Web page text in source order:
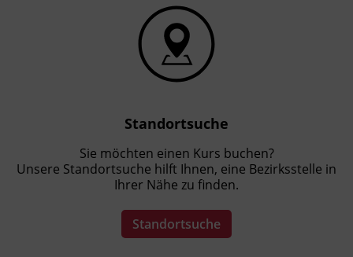
BFI Tirol Zertifikat, Kursbesuchsbestätigung
Sie schließen den Lehrgang mit einem
Kräuterpädagog_in.
Dazu benötigen Sie folgende
Rahmenbedingungen:
75% Anwesenheit
Absolvierung von
Standortsuche
Sie möchten einen Kurs buchen?
Unsere Standortsuche hilft Ihnen, eine Bezirksstelle in
Ihrer Nähe zu finden.
Standortsuche